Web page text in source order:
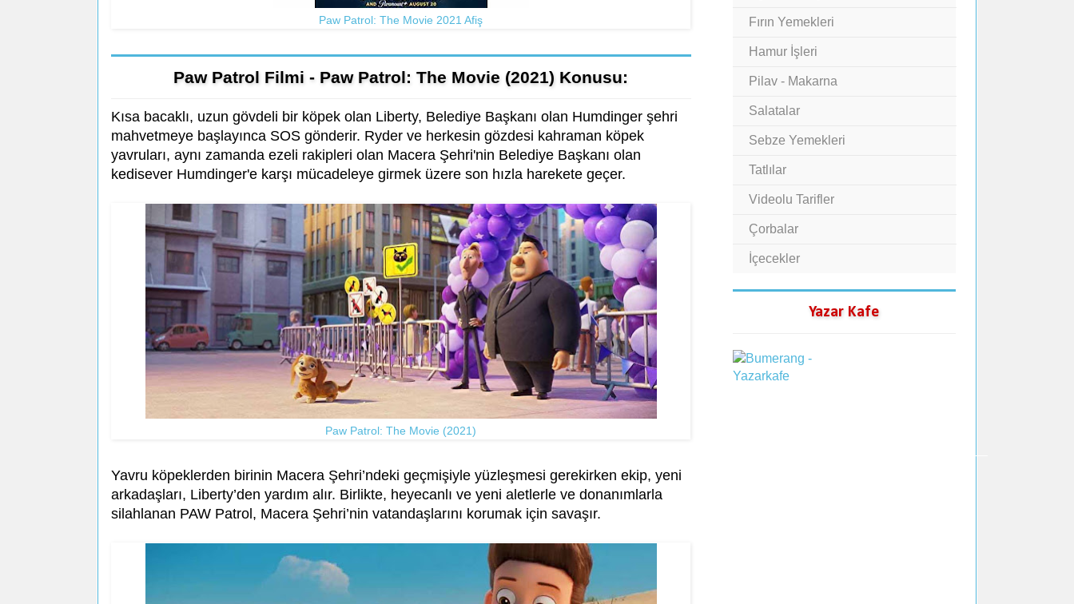
Paw Patrol: The Movie 2021 Afiş
Paw Patrol Filmi - Paw Patrol: The Movie (2021) Konusu:
Kısa bacaklı, uzun gövdeli bir köpek olan Liberty, Belediye Başkanı olan Humdinger şehri
mahvetmeye başlayınca SOS gönderir. Ryder ve herkesin gözdesi kahraman köpek
yavruları, aynı zamanda ezeli rakipleri olan Macera Şehri'nin Belediye Başkanı olan
kedisever Humdinger'e karşı mücadeleye girmek üzere son hızla harekete geçer.
Paw Patrol: The Movie (2021)
Yavru köpeklerden birinin Macera Şehri’ndeki geçmişiyle yüzleşmesi gerekirken ekip, yeni
arkadaşları, Liberty’den yardım alır. Birlikte, heyecanlı ve yeni aletlerle ve donanımlarla
silahlanan PAW Patrol, Macera Şehri’nin vatandaşlarını korumak için savaşır.
Fırın Yemekleri
Hamur İşleri
Pilav - Makarna
Salatalar
Sebze Yemekleri
Tatlılar
Videolu Tarifler
Çorbalar
İçecekler
Yazar Kafe